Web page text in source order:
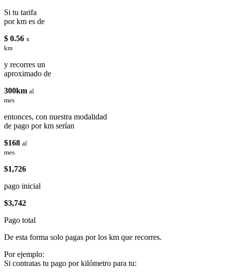
Si tu tarifa
por km es de
$ 0.56 x
km
y recorres un
aproximado de
300km al
mes
entonces, con nuestra modalidad
de pago por km serían
$168 al
mes
$1,726
pago inicial
$3,742
Pago total
De esta forma solo pagas por los km que recorres.
Por ejemplo:
Si contratas tu pago por kilómetro para tu: